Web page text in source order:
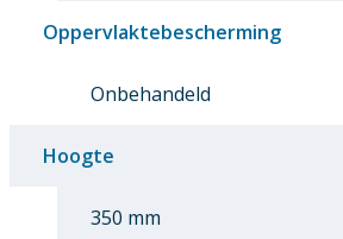
Oppervlaktebescherming
Onbehandeld
Hoogte
350 mm